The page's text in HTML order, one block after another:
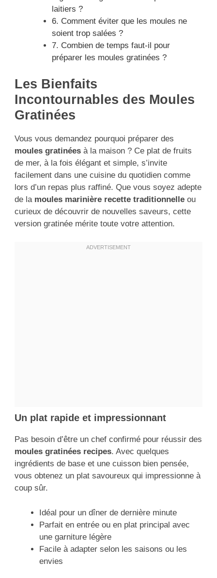
laitiers ?
6. Comment éviter que les moules ne
soient trop salées ?
7. Combien de temps faut-il pour
préparer les moules gratinées ?
Les Bienfaits
Incontournables des Moules
Gratinées
Vous vous demandez pourquoi préparer des
moules gratinées à la maison ? Ce plat de fruits
de mer, à la fois élégant et simple, s’invite
facilement dans une cuisine du quotidien comme
lors d’un repas plus raffiné. Que vous soyez adepte
de la moules marinière recette traditionnelle ou
curieux de découvrir de nouvelles saveurs, cette
version gratinée mérite toute votre attention.
Un plat rapide et impressionnant
Pas besoin d’être un chef confirmé pour réussir des
moules gratinées recipes. Avec quelques
ingrédients de base et une cuisson bien pensée,
vous obtenez un plat savoureux qui impressionne à
coup sûr.
Idéal pour un dîner de dernière minute
Parfait en entrée ou en plat principal avec
une garniture légère
Facile à adapter selon les saisons ou les
envies